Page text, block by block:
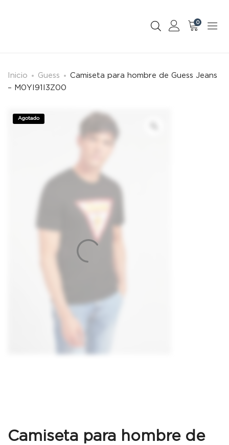
0
Inicio Guess
Camiseta para hombre de Guess Jeans
– M0YI91I3Z00
Agotado
Camiseta para hombre de